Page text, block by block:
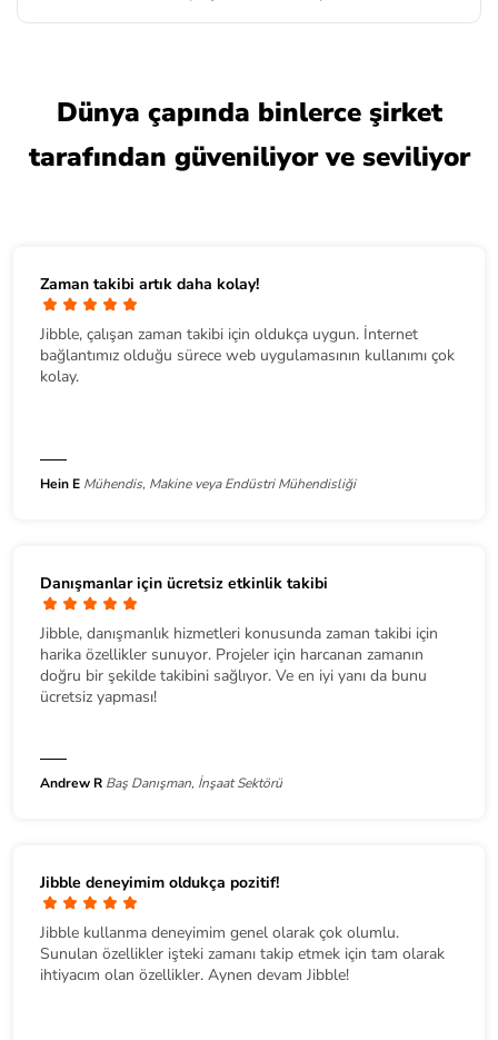
Dünya çapında binlerce şirket
tarafından güveniliyor ve seviliyor
Zaman takibi artık daha kolay!
Jibble, çalışan zaman takibi için oldukça uygun. İnternet
bağlantımız olduğu sürece web uygulamasının kullanımı çok
kolay.
Hein E Mühendis, Makine veya Endüstri Mühendisliği
Danışmanlar için ücretsiz etkinlik takibi
Jibble, danışmanlık hizmetleri konusunda zaman takibi için
harika özellikler sunuyor. Projeler için harcanan zamanın
doğru bir şekilde takibini sağlıyor. Ve en iyi yanı da bunu
ücretsiz yapması!
Andrew R Baş Danışman, İnşaat Sektörü
Jibble deneyimim oldukça pozitif!
Jibble kullanma deneyimim genel olarak çok olumlu.
Sunulan özellikler işteki zamanı takip etmek için tam olarak
ihtiyacım olan özellikler. Aynen devam Jibble!